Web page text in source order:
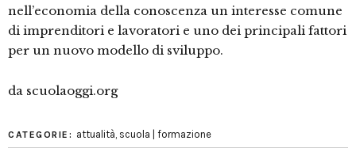
nell’economia della conoscenza un interesse comune
di imprenditori e lavoratori e uno dei principali fattori
per un nuovo modello di sviluppo.
da scuolaoggi.org
CATEGORIE: attualità, scuola | formazione